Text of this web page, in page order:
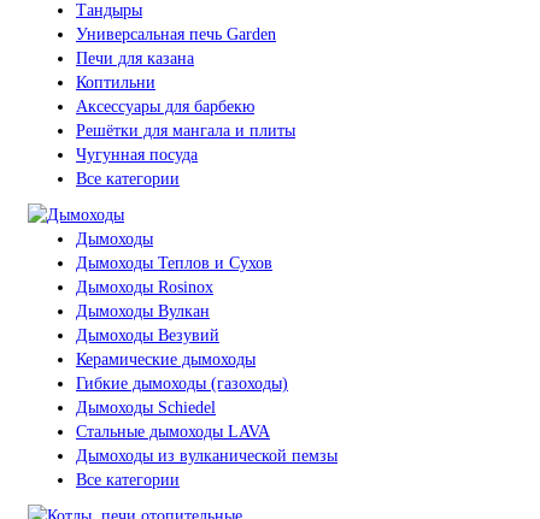
Тандыры
Универсальная печь Garden
Печи для казана
Коптильни
Аксессуары для барбекю
Решётки для мангала и плиты
Чугунная посуда
Все категории
Дымоходы
Дымоходы Теплов и Сухов
Дымоходы Rosinox
Дымоходы Вулкан
Дымоходы Везувий
Керамические дымоходы
Гибкие дымоходы (газоходы)
Дымоходы Schiedel
Стальные дымоходы LAVA
Дымоходы из вулканической пемзы
Все категории